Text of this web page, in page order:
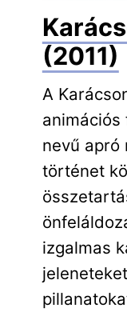
(2011)
A
nevű apró
történet
izgalmas